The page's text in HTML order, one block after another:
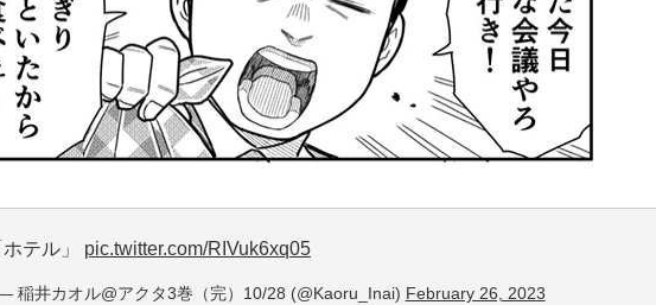
テル」 pic.twitter.com/RIVuk6xq05
稲井カオル@アクタ3巻（完）10/28 (@Kaoru_Inai) February 26, 2023